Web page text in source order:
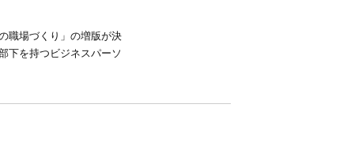
職場づくり」の増版が決
下を持つビジネスパーソ